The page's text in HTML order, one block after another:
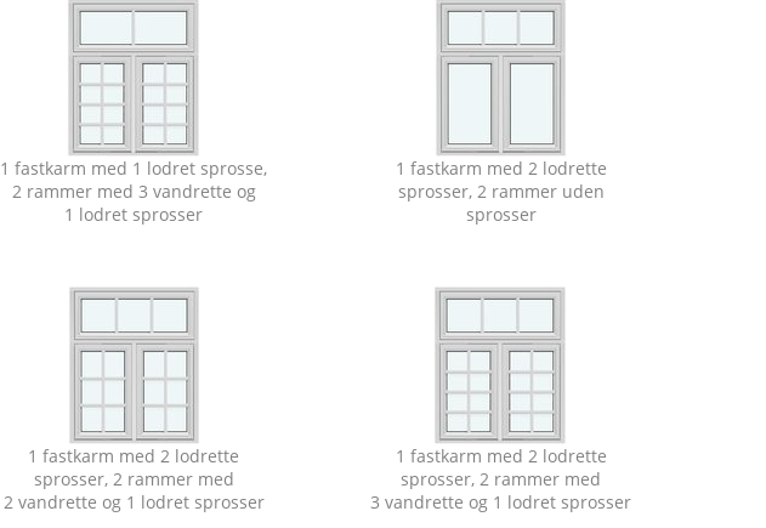
1 fastkarm med 1 lodret sprosse,
2 rammer med 3 vandrette og
1 lodret sprosser
1 fastkarm med 2 lodrette
sprosser, 2 rammer uden
sprosser
1 fastkarm med 2 lodrette
sprosser, 2 rammer med
2 vandrette og 1 lodret sprosser
1 fastkarm med 2 lodrette
sprosser, 2 rammer med
3 vandrette og 1 lodret sprosser